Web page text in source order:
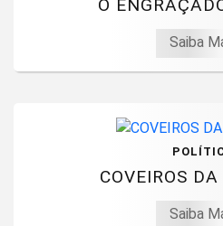
O
Saiba
COVEIROS
Saiba